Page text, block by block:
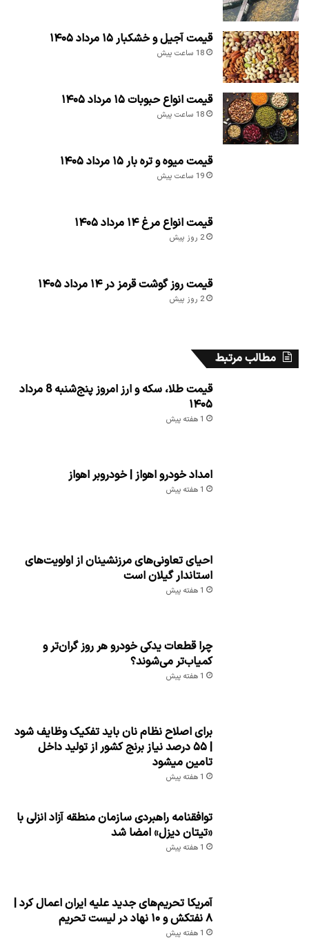
قیمت آجیل و خشکبار ۱۵ مرداد ۱۴۰۵
18 ساعت پیش
قیمت انواع حبوبات ۱۵ مرداد ۱۴۰۵
18 ساعت پیش
قیمت میوه و تره بار ۱۵ مرداد ۱۴۰۵
19 ساعت پیش
قیمت انواع مرغ ۱۴ مرداد ۱۴۰۵
2 روز پیش
قیمت روز گوشت قرمز در ۱۴ مرداد ۱۴۰۵
2 روز پیش
مطالب مرتبط
قیمت طلا، سکه و ارز امروز پنج‌شنبه 8 مرداد
۱۴۰۵
1 هفته پیش
امداد خودرو اهواز | خودروبر اهواز
1 هفته پیش
احیای تعاونی‌های مرزنشینان از اولویت‌های
استاندار گیلان است
1 هفته پیش
چرا قطعات یدکی خودرو هر روز گران‌تر و
کمیاب‌تر می‌شوند؟
1 هفته پیش
برای اصلاح نظام نان باید تفکیک وظایف شود
| ۵۵ درصد نیاز برنج کشور از تولید داخل
تامین میشود
1 هفته پیش
توافقنامه راهبردی سازمان منطقه آزاد انزلی با
«تیتان دیزل» امضا شد
1 هفته پیش
آمریکا تحریم‌های جدید علیه ایران اعمال کرد |
۸ نفتکش و ۱۰ نهاد در لیست تحریم
1 هفته پیش